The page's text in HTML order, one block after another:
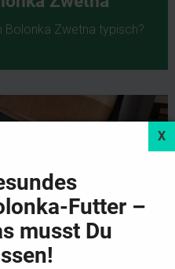
Bolonka Zwetna typisch?
Futter –
musst Du